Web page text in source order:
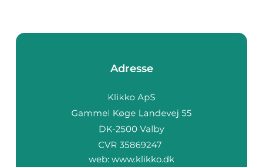
Adresse
web: www.klikko.dk